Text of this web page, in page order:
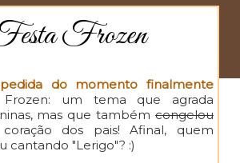
Frozen
do momento finalmente
um tema que agrada
mas que também congelou
dos pais! Afinal, quem
cantando "Lerigo"? :)